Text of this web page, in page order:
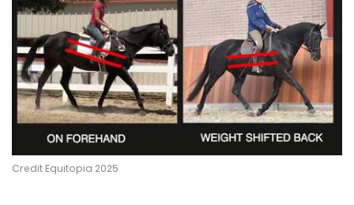
Credit Equitopia 2025